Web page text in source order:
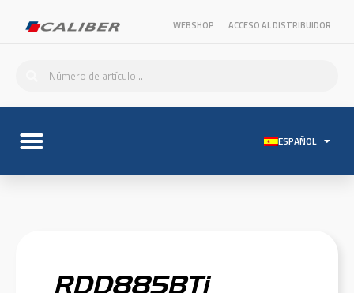
WEBSHOP ACCESO AL DISTRIBUIDOR
ESPAÑOL
RDD885BTi